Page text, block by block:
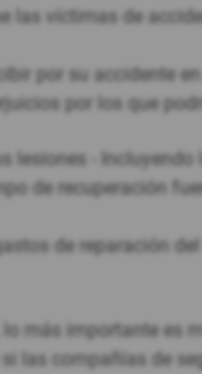
las víctimas de
por su accidente
por los que
lesiones -
de recuperación
de reparación
más importante es
las compañías de